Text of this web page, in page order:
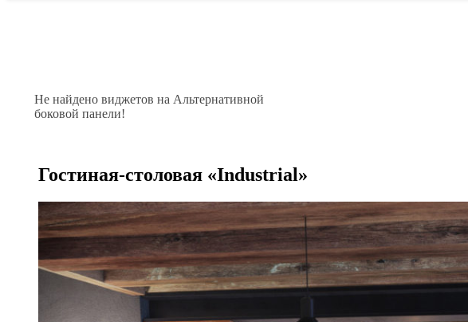
Не найдено виджетов на Альтернативной
боковой панели!
Гостиная-столовая «Industrial»